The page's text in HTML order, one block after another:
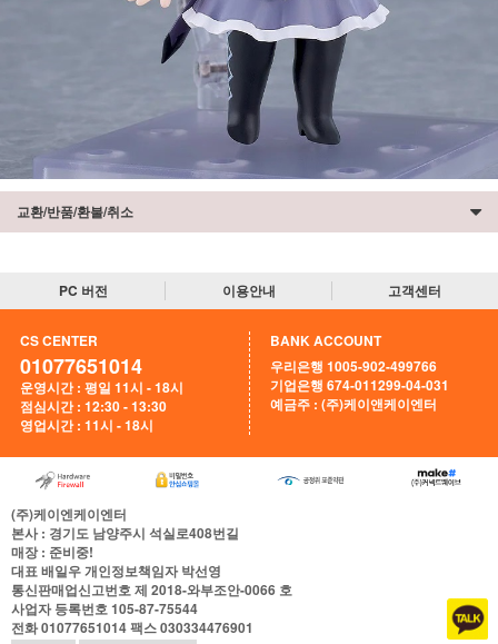
교환/반품/환불/취소
PC 버전 이용안내 고객센터
CS CENTER
01077651014
운영시간 : 평일 11시 - 18시
점심시간 : 12:30 - 13:30
영업시간 : 11시 - 18시
BANK ACCOUNT
우리은행 1005-902-499766
기업은행 674-011299-04-031
예금주 : (주)케이앤케이엔터
(주)케이엔케이엔터
본사: 경기도 남양주시 석실로408번길
매장: 준비중!
대표배일우개인정보책임자박선영
통신판매업신고번호제 2018-와부조안-0066 호
사업자 등록번호105-87-75544
전화01077651014팩스030334476901